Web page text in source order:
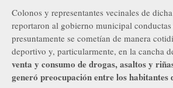
Colonos y representantes vecinales de
reportaron al gobierno municipal
presuntamente se cometían de manera
deportivo y, particularmente, en la cancha
venta y consumo de drogas, asaltos y
generó preocupación entre los habitantes